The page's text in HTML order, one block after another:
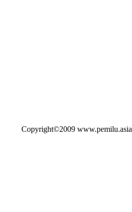
Copyright©2009 www.pemilu.asia